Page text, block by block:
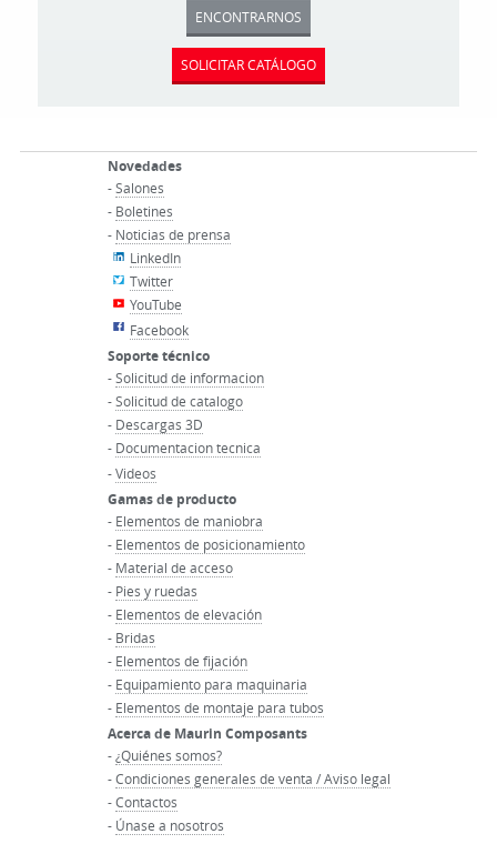
ENCONTRARNOS
SOLICITAR CATÁLOGO
Novedades
-Salones
- Boletines
- Noticias de prensa
LinkedIn
Twitter
YouTube
Facebook
Soporte técnico
-Solicitud de informacion
-Solicitud de catalogo
- Descargas 3D
- Documentacion tecnica
-Videos
Gamas de producto
- Elementos de maniobra
- Elementos de posicionamiento
- Material de acceso
- Pies y ruedas
- Elementos de elevación
- Bridas
- Elementos de fijación
- Equipamiento para maquinaria
- Elementos de montaje para tubos
Acerca de Maurin Composants
-¿Quiénes somos?
-Condiciones generales de venta / Aviso legal
-Contactos
- Únase a nosotros